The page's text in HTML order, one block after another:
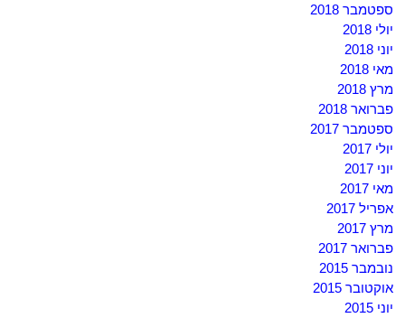
ספטמבר 2018
יולי 2018
יוני 2018
מאי 2018
מרץ 2018
פברואר 2018
ספטמבר 2017
יולי 2017
יוני 2017
מאי 2017
אפריל 2017
מרץ 2017
פברואר 2017
נובמבר 2015
אוקטובר 2015
יוני 2015